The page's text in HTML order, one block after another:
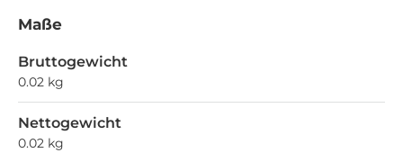
Maße
Bruttogewicht
0.02 kg
Nettogewicht
0.02 kg